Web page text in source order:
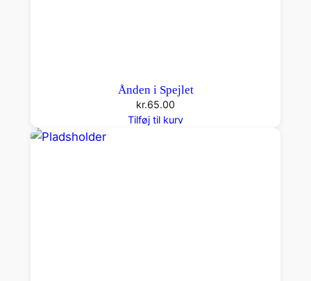
Ånden i Spejlet
kr.65.00
Tilføj til kurv